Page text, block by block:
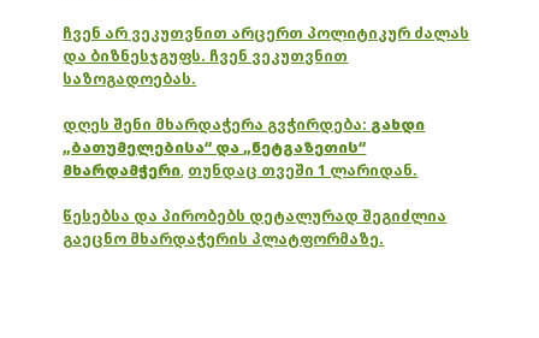
ჩვენ არ ვეკუთვნით არცერთ პოლიტიკურ ძალას
და ბიზნესჯგუფს. ჩვენ ვეკუთვნით
საზოგადოებას.
დღეს შენი მხარდაჭერა გვჭირდება: გახდი
„ბათუმელებისა“ და „ნეტგაზეთის“
მხარდამჭერი, თუნდაც თვეში 1 ლარიდან.
წესებსა და პირობებს დეტალურად შეგიძლია
გაეცნო მხარდაჭერის პლატფორმაზე.